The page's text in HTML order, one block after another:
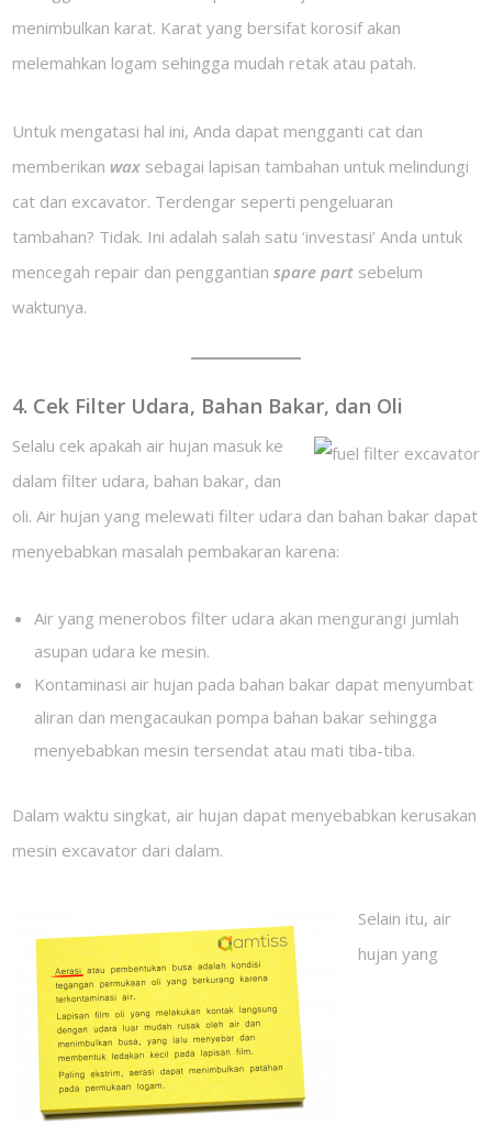
menimbulkan karat. Karat yang bersifat korosif akan
melemahkan logam sehingga mudah retak atau patah.
Untuk mengatasi hal ini, Anda dapat mengganti cat dan
memberikan wax sebagai lapisan tambahan untuk melindungi
cat dan excavator. Terdengar seperti pengeluaran
tambahan? Tidak. Ini adalah salah satu ‘investasi’ Anda untuk
mencegah repair dan penggantianspare part sebelum
waktunya.
4. Cek Filter Udara, Bahan Bakar, dan Oli
Selalu cek apakah air hujan masuk ke
dalam filter udara, bahan bakar, dan
oli. Air hujan yang melewati filter udara dan bahan bakar dapat
menyebabkan masalah pembakaran karena:
Air yang menerobos filter udara akan mengurangi jumlah
asupan udara ke mesin.
Kontaminasi air hujan pada bahan bakar dapat menyumbat
aliran dan mengacaukan pompa bahan bakar sehingga
menyebabkan mesin tersendat atau mati tiba-tiba.
Dalam waktu singkat, air hujan dapat menyebabkan kerusakan
mesin excavator dari dalam.
Selain itu, air
hujan yang